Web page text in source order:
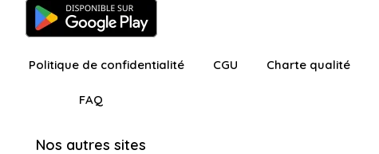
Politique de confidentialité CGU Charte qualité
FAQ
Nos autres sites